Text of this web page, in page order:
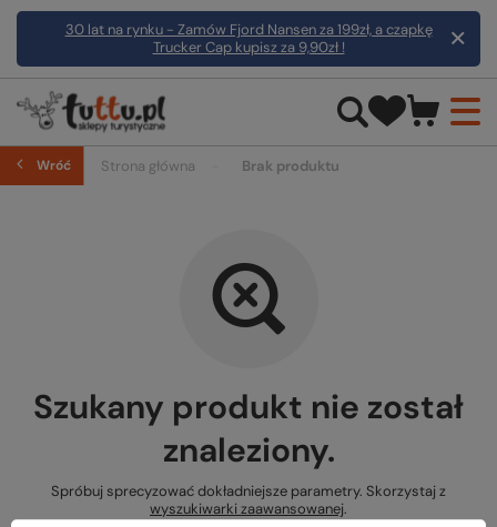
30 lat na rynku - Zamów Fjord Nansen za 199zł, a czapkę
Trucker Cap kupisz za 9,90zł !
Wróć Strona główna Brak produktu
Szukany produkt nie został
znaleziony.
Spróbuj sprecyzować dokładniejsze parametry. Skorzystaj z
wyszukiwarki zaawansowanej.